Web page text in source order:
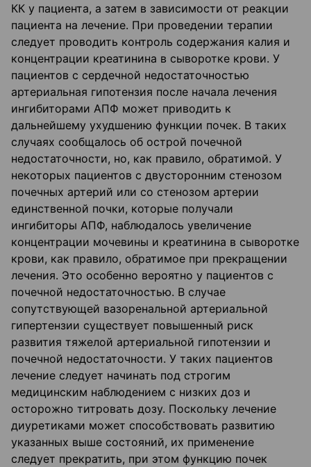
КК у пациента, а затем в зависимости от реакции
пациента на лечение. При проведении терапии
следует проводить контроль содержания калия и
концентрации креатинина в сыворотке крови. У
пациентов с сердечной недостаточностью
артериальная гипотензия после начала лечения
ингибиторами АПФ может приводить к
дальнейшему ухудшению функции почек. В таких
случаях сообщалось об острой почечной
недостаточности, но, как правило, обратимой. У
некоторых пациентов с двусторонним стенозом
почечных артерий или со стенозом артерии
единственной почки, которые получали
ингибиторы АПФ, наблюдалось увеличение
концентрации мочевины и креатинина в сыворотке
крови, как правило, обратимое при прекращении
лечения. Это особенно вероятно у пациентов с
почечной недостаточностью. В случае
сопутствующей вазоренальной артериальной
гипертензии существует повышенный риск
развития тяжелой артериальной гипотензии и
почечной недостаточности. У таких пациентов
лечение следует начинать под строгим
медицинским наблюдением с низких доз и
осторожно титровать дозу. Поскольку лечение
диуретиками может способствовать развитию
указанных выше состояний, их применение
следует прекратить, при этом функцию почек